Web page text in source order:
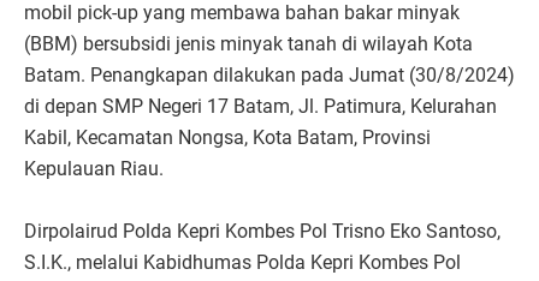
mobil pick-up yang membawa bahan bakar minyak
(BBM) bersubsidi jenis minyak tanah di wilayah Kota
Batam. Penangkapan dilakukan pada Jumat (30/8/2024)
di depan SMP Negeri 17 Batam, Jl. Patimura, Kelurahan
Kabil, Kecamatan Nongsa, Kota Batam, Provinsi
Kepulauan Riau.
Dirpolairud Polda Kepri Kombes Pol Trisno Eko Santoso,
S.I.K., melalui Kabidhumas Polda Kepri Kombes Pol